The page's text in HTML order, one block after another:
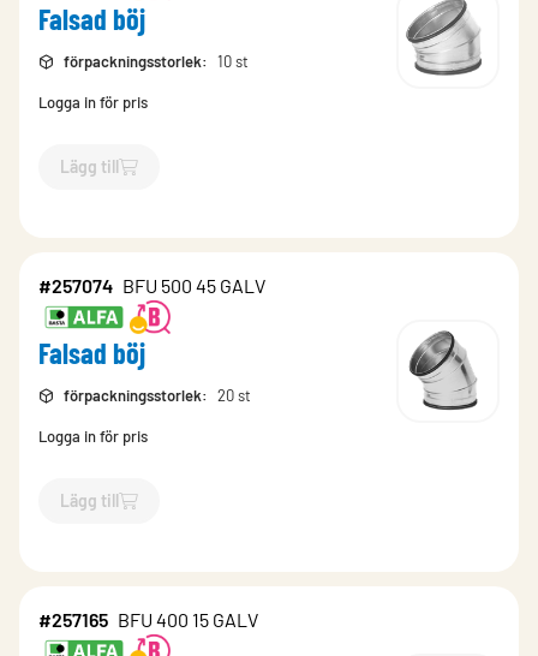
Falsad böj
förpackningsstorlek: 10 st
Logga in för pris
Lägg till
`$Lägg till
#257074 BFU 500 45 GALV
Falsad böj
förpackningsstorlek: 20 st
Logga in för pris
Lägg till
`$Lägg till
#257165 BFU 400 15 GALV